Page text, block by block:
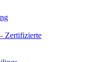
Zertifizierte